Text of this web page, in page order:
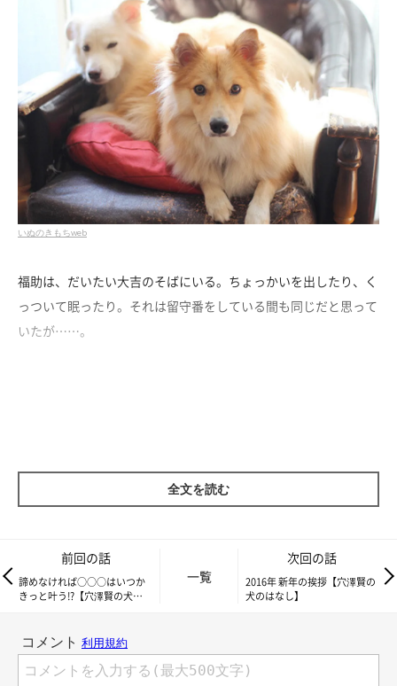
いぬのきもちweb
福助は、だいたい大吉のそばにいる。ちょっかいを出したり、く
っついて眠ったり。それは留守番をしている間も同じだと思って
いたが……。
いぬのきもちweb
全文を読む
前回の話
諦めなければ○○○はいつか
きっと叶う!?【穴澤賢の犬の
一覧
次回の話
2016年 新年の挨拶【穴澤賢の
犬のはなし】